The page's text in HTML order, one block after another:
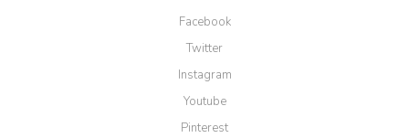
Facebook
Twitter
Instagram
Youtube
Pinterest